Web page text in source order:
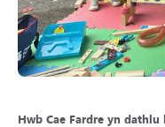
Hwb Cae Fardre yn